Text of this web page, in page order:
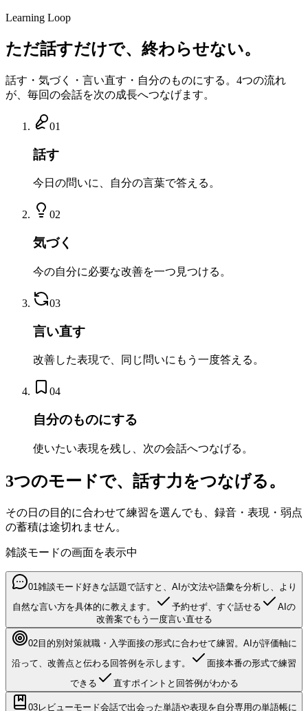
Learning Loop
ただ話すだけで、 終わらせない。
話す・気づく・言い直す・自分のものにする。4つの流れ
が、毎回の会話を次の成長へつなげます。
01
話す
今日の問いに、自分の言葉で答える。
02
気づく
今の自分に必要な改善を一つ見つける。
03
言い直す
改善した表現で、同じ問いにもう一度答える。
04
自分のものにする
使いたい表現を残し、次の会話へつなげる。
3つのモードで、話す力をつなげる。
その日の目的に合わせて練習を選んでも、録音・表現・弱点
の蓄積は途切れません。
雑談モードの画面を表示中
01雑談モード好きな話題で話すと、AIが文法や語彙を分析し、より
自然な言い方を具体的に教えます。
予約せず、すぐ話せる
AIの
改善案でもう一度言い直せる
02目的別対策就職・入学面接の形式に合わせて練習。AIが評価軸に
沿って、改善点と伝わる回答例を示します。
面接本番の形式で練習
できる
直すポイントと回答例がわかる
03レビューモード会話で出会った単語や表現を自分専用の単語帳に